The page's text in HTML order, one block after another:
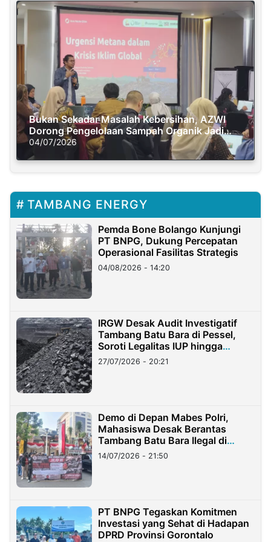
Bukan Sekadar Masalah Kebersihan, AZWI
Dorong Pengelolaan Sampah Organik Jadi
Solusi Krisis Iklim
04/07/2026
TAMBANG ENERGY
Pemda Bone Bolango Kunjungi
PT BNPG, Dukung Percepatan
Operasional Fasilitas Strategis
04/08/2026 - 14:20
IRGW Desak Audit Investigatif
Tambang Batu Bara di Pessel,
Soroti Legalitas IUP hingga
Stockpile
27/07/2026 - 20:21
Demo di Depan Mabes Polri,
Mahasiswa Desak Berantas
Tambang Batu Bara Ilegal di
Lampung
14/07/2026 - 21:50
PT BNPG Tegaskan Komitmen
Investasi yang Sehat di Hadapan
DPRD Provinsi Gorontalo